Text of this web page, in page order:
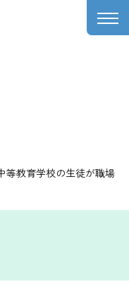
等教育学校の生徒が職場